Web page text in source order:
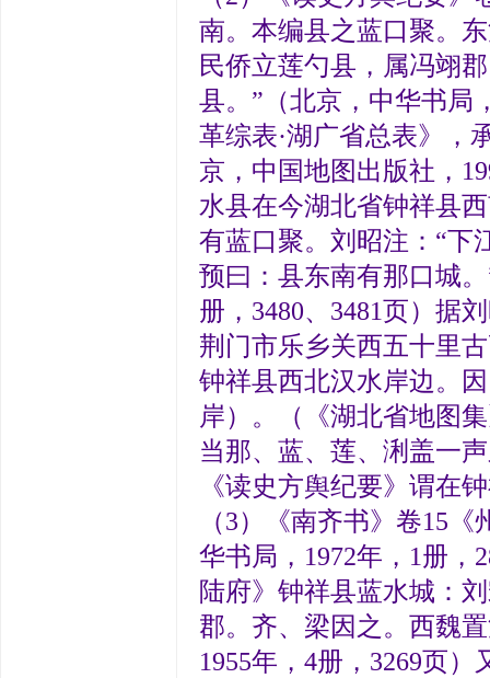
南。本编县之蓝口聚。
民侨立莲勺县，属冯翊
县。”（北京，中华书局
革综表·湖广省总表》，
京，中国地图出版社，
水县在今湖北省钟祥县
有蓝口聚。刘昭注：“下
预曰：县东南有那口城
册，3480、3481页）据
荆门市乐乡关西五十里
钟祥县西北汉水岸边。
岸）。（《湖北省地图
当那、蓝、莲、浰盖一
《读史方舆纪要》谓在
（3）《南齐书》卷15
华书局，1972年，1册，
陆府》钟祥县蓝水城：
郡。齐、梁因之。西魏
1955年，4册，3269页